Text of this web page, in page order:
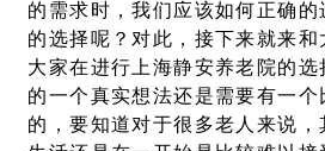
的需求时，我们应该如何正确的
的选择呢？对此，接下来就来和
大家在进行上海静安养老院的选
的一个真实想法还是需要有一
的，要知道对于很多老人来说